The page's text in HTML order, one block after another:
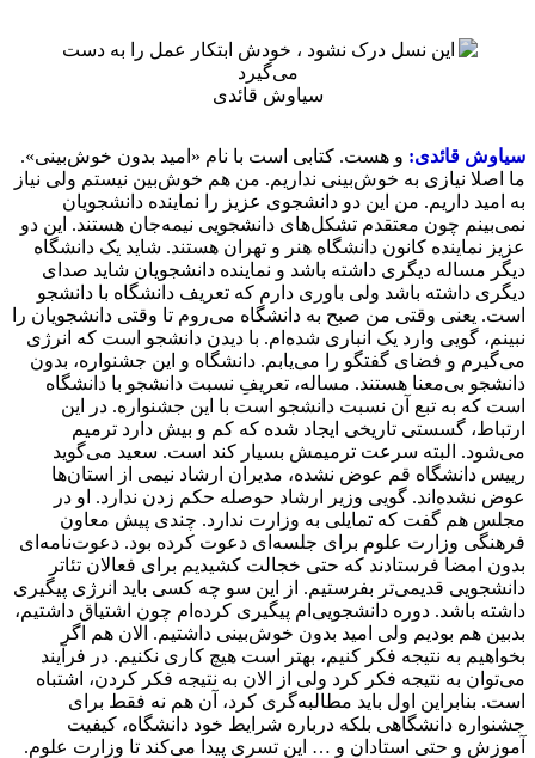
سیاوش قائدی
سیاوش قائدی: و هست. کتابی است با نام «امید بدون خوش‌بینی».
ما اصلا نیازی به خوش‌بینی نداریم. من هم خوش‌بین نیستم ولی نیاز
به امید داریم. من این دو دانشجوی عزیز را نماینده دانشجویان
نمی‌بینم چون معتقدم تشکل‌های دانشجویی نیمه‌جان هستند. این دو
عزیز نماینده کانون دانشگاه هنر و تهران هستند. شاید یک دانشگاه
دیگر مساله دیگری داشته باشد و نماینده دانشجویان شاید صدای
دیگری داشته باشد ولی باوری دارم که تعریف دانشگاه با دانشجو
است. یعنی وقتی من صبح به دانشگاه می‌روم تا وقتی دانشجویان را
نبینم، گویی وارد یک انباری شده‌ام. با دیدن دانشجو است که انرژی
می‌گیرم و فضای گفتگو را می‌یابم. دانشگاه و این جشنواره، بدون
دانشجو بی‌معنا هستند. مساله، تعریفِ نسبت دانشجو با دانشگاه
است که به تبع آن نسبت دانشجو است با این جشنواره. در این
ارتباط، گسستی تاریخی ایجاد شده که کم و بیش دارد ترمیم
می‌شود. البته سرعت ترمیمش بسیار کند است. سعید می‌گوید
رییس دانشگاه قم عوض نشده، مدیران ارشاد نیمی از استان‌ها
عوض نشده‌اند. گویی وزیر ارشاد حوصله حکم زدن ندارد. او در
مجلس هم گفت که تمایلی به وزارت ندارد. چندی پیش معاون
فرهنگی وزارت علوم برای جلسه‌ای دعوت کرده بود. دعوت‌نامه‌ای
بدون امضا فرستادند که حتی خجالت کشیدیم برای فعالان تئاتر
دانشجویی قدیمی‌تر بفرستیم. از این سو چه کسی باید انرژی پیگیری
داشته باشد. دوره دانشجویی‌ام پیگیری کرده‌ام چون اشتیاق داشتیم،
بدبین هم بودیم ولی امید بدون خوش‌بینی داشتیم. الان هم اگر
بخواهیم به نتیجه فکر کنیم، بهتر است هیچ کاری نکنیم. در فرآیند
می‌توان به نتیجه فکر کرد ولی از الان به نتیجه فکر کردن، اشتباه
است. بنابراین اول باید مطالبه‌گری کرد، آن هم نه فقط برای
جشنواره دانشگاهی بلکه درباره شرایط خود دانشگاه، کیفیت
آموزش و حتی استادان و … این تسری پیدا می‌کند تا وزارت علوم.